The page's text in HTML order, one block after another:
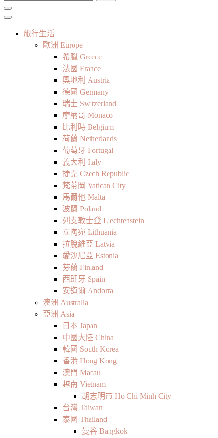
尋
關
旅行生活
歐洲 Europe
希臘 Greece
法國 France
奧地利 Austria
德國 Germany
瑞士 Switzerland
摩納哥 Monaco
比利時 Belgium
荷蘭 Netherlands
葡萄牙 Portugal
義大利 Italy
捷克 Czech Republic
梵蒂岡 Vatican City
馬爾他 Malta
波蘭 Poland
列支敦士登 Liechtenstein
立陶宛 Lithuania
拉脫維亞 Latvia
愛沙尼亞 Estonia
芬蘭 Finland
西班牙 Spain
安道爾 Andorra
澳洲 Australia
亞洲 Asia
日本 Japan
中國大陸 China
韓國 South Korea
香港 Hong Kong
澳門 Macau
越南 Vietnam
胡志明市 Ho Chi Minh City
台灣 Taiwan
泰國 Thailand
曼谷 Bangkok